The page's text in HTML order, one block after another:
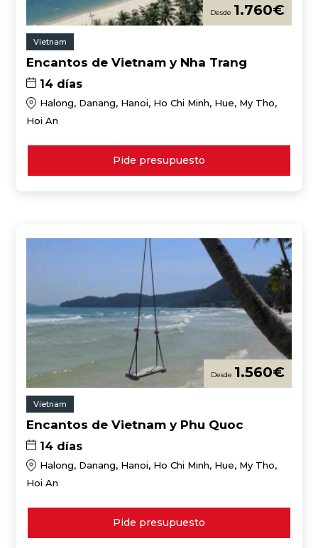
1.760€
Vietnam
Encantos de Vietnam y Nha Trang
14 días
Halong, Danang, Hanoi, Ho Chi Minh, Hue, My Tho,
Hoi An
Pide presupuesto
1.560€
Vietnam
Encantos de Vietnam y Phu Quoc
14 días
Halong, Danang, Hanoi, Ho Chi Minh, Hue, My Tho,
Hoi An
Pide presupuesto